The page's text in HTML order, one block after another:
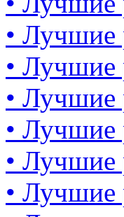
• Лучшие
• Лучшие
• Лучшие
• Лучшие
• Лучшие
• Лучшие